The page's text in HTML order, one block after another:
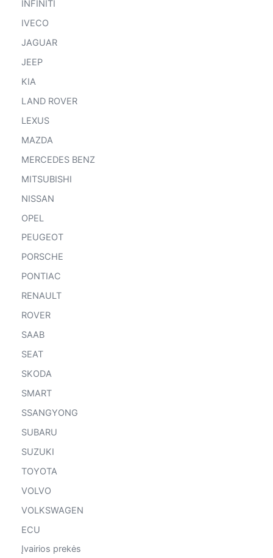
INFINITI
IVECO
JAGUAR
JEEP
KIA
LAND ROVER
LEXUS
MAZDA
MERCEDES BENZ
MITSUBISHI
NISSAN
OPEL
PEUGEOT
PORSCHE
PONTIAC
RENAULT
ROVER
SAAB
SEAT
SKODA
SMART
SSANGYONG
SUBARU
SUZUKI
TOYOTA
VOLVO
VOLKSWAGEN
ECU
Įvairios prekės